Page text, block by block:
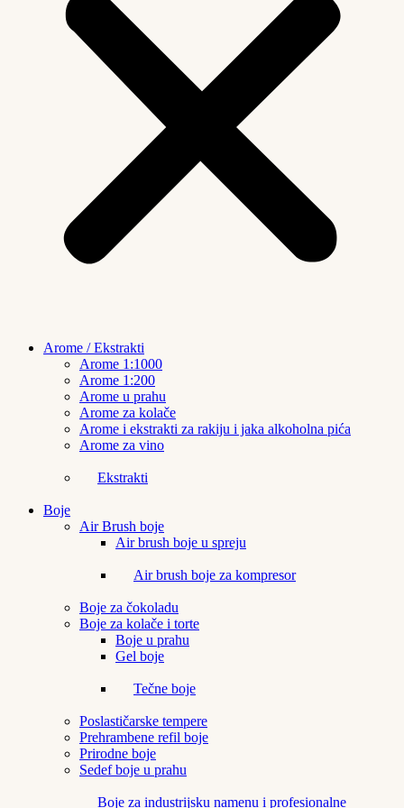
Arome / Ekstrakti
Arome 1:1000
Arome 1:200
Arome u prahu
Arome za kolače
Arome i ekstrakti za rakiju i jaka alkoholna pića
Arome za vino
Ekstrakti
Boje
Air Brush boje
Air brush boje u spreju
Air brush boje za kompresor
Boje za čokoladu
Boje za kolače i torte
Boje u prahu
Gel boje
Tečne boje
Poslastičarske tempere
Prehrambene refil boje
Prirodne boje
Sedef boje u prahu
Boje za industrijsku namenu i profesionalne